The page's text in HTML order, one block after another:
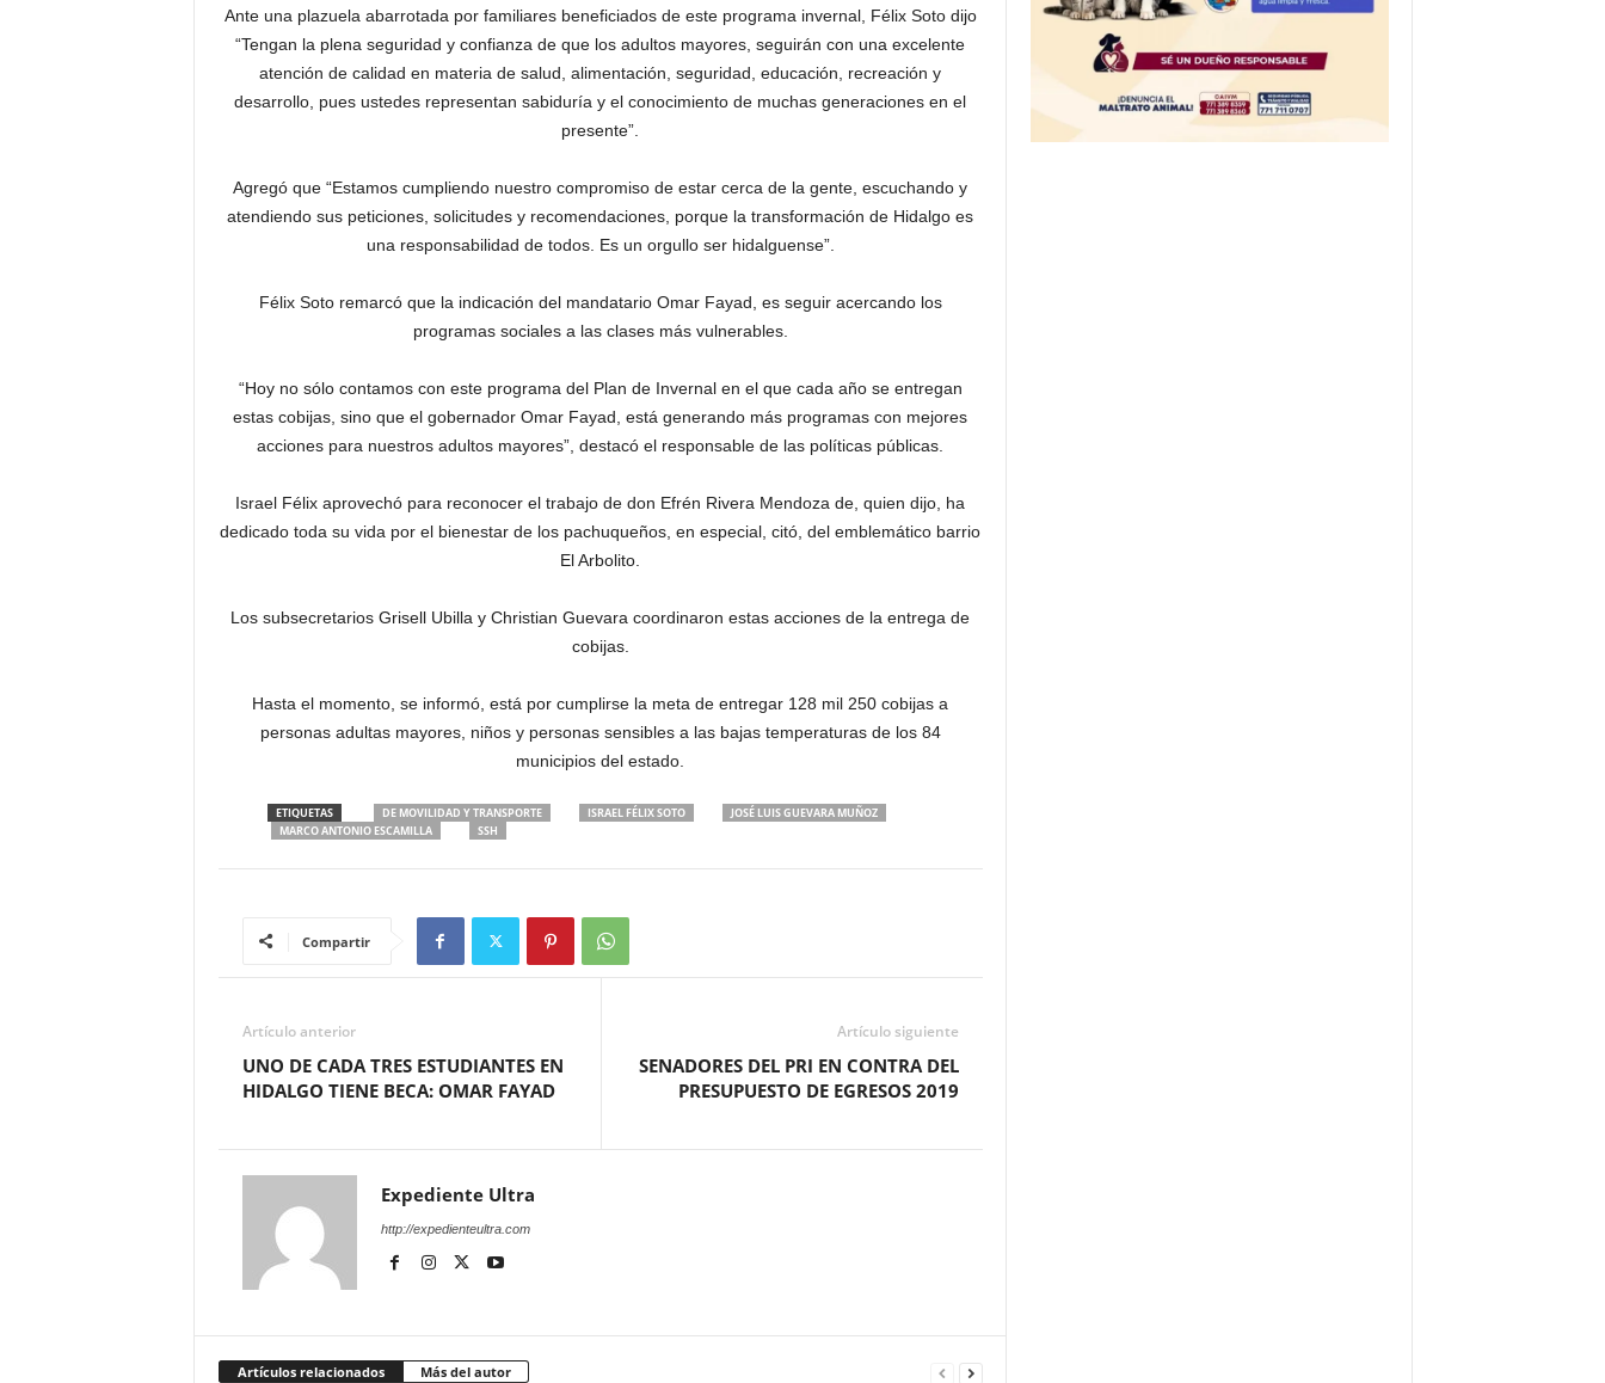
Ante una plazuela abarrotada por familiares beneficiados de este programa invernal, Félix Soto dijo
“Tengan la plena seguridad y confianza de que los adultos mayores, seguirán con una excelente
atención de calidad en materia de salud, alimentación, seguridad, educación, recreación y
desarrollo, pues ustedes representan sabiduría y el conocimiento de muchas generaciones en el
presente”.
Agregó que “Estamos cumpliendo nuestro compromiso de estar cerca de la gente, escuchando y
atendiendo sus peticiones, solicitudes y recomendaciones, porque la transformación de Hidalgo es
una responsabilidad de todos. Es un orgullo ser hidalguense”.
Félix Soto remarcó que la indicación del mandatario Omar Fayad, es seguir acercando los
programas sociales a las clases más vulnerables.
“Hoy no sólo contamos con este programa del Plan de Invernal en el que cada año se entregan
estas cobijas, sino que el gobernador Omar Fayad, está generando más programas con mejores
acciones para nuestros adultos mayores”, destacó el responsable de las políticas públicas.
Israel Félix aprovechó para reconocer el trabajo de don Efrén Rivera Mendoza de, quien dijo, ha
dedicado toda su vida por el bienestar de los pachuqueños, en especial, citó, del emblemático barrio
El Arbolito.
Los subsecretarios Grisell Ubilla y Christian Guevara coordinaron estas acciones de la entrega de
cobijas.
Hasta el momento, se informó, está por cumplirse la meta de entregar 128 mil 250 cobijas a
personas adultas mayores, niños y personas sensibles a las bajas temperaturas de los 84
municipios del estado.
ETIQUETAS DE MOVILIDAD Y TRANSPORTE ISRAEL FÉLIX SOTO
JOSÉ LUIS GUEVARA MUÑOZ
MARCO ANTONIO ESCAMILLA
SSH
Compartir
Artículo anterior
UNO DE CADA TRES ESTUDIANTES EN
HIDALGO TIENE BECA: OMAR FAYAD
Artículo siguiente
SENADORES DEL PRI EN CONTRA DEL
PRESUPUESTO DE EGRESOS 2019
Expediente Ultra
http://expedienteultra.com
Artículos relacionados Más del autor